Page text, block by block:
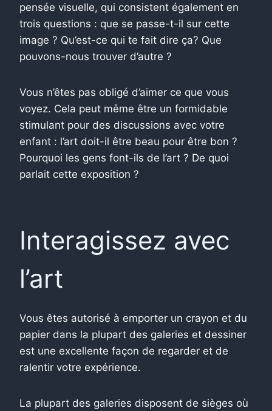
pensée visuelle, qui consistent également en
trois questions : que se passe-t-il sur cette
image ? Qu’est-ce qui te fait dire ça? Que
pouvons-nous trouver d’autre ?
Vous n’êtes pas obligé d’aimer ce que vous
voyez. Cela peut même être un formidable
stimulant pour des discussions avec votre
enfant : l’art doit-il être beau pour être bon ?
Pourquoi les gens font-ils de l’art ? De quoi
parlait cette exposition ?
Interagissez avec
l’art
Vous êtes autorisé à emporter un crayon et du
papier dans la plupart des galeries et dessiner
est une excellente façon de regarder et de
ralentir votre expérience.
La plupart des galeries disposent de sièges où